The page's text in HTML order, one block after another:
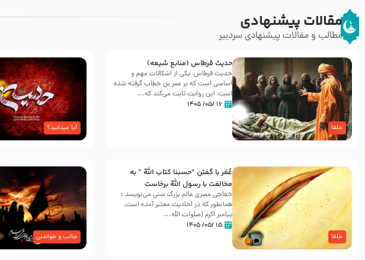
مقالات پیشنهادی
مطالب و مقالات پیشنهادی سردبیر
خلفا
حدیث قرطاس (منابع شیعه)
حدیث قرطاس، یکی از اشکالات مهم و
اساسی است که بر عمر بن خطاب گرفته شده
است، این روایت ثابت می‌کند که...
۱۶ /۰۵/ ۱۴۰۵
آیا میدانید؟
خلفا
عُمَر با گفتن “حسبنا كتاب اللّه ” به
مخالفت با رسول اللّه برخاست
خفاجی مصری عالم بزرگ سنی می‌نویسد :
همانطور که در احادیث معتبر آمده است،
پیامبر اکرم (صلوات اللّه...
۱۵ /۰۵/ ۱۴۰۵
جالب و خواندنی